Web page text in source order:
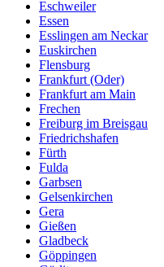
Eschweiler
Essen
Esslingen am Neckar
Euskirchen
Flensburg
Frankfurt (Oder)
Frankfurt am Main
Frechen
Freiburg im Breisgau
Friedrichshafen
Fürth
Fulda
Garbsen
Gelsenkirchen
Gera
Gießen
Gladbeck
Göppingen